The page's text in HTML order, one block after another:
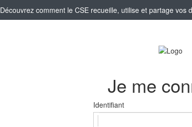
Découvrez comment le CSE recueille, utilise et partage vos
Je me
Identifiant